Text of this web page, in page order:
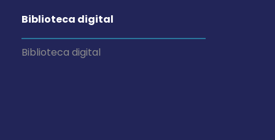
Biblioteca digital
Biblioteca digital